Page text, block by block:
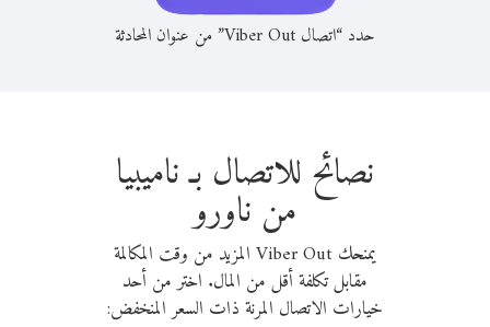
حدد “اتصال Viber Out” من عنوان المحادثة
نصائح للاتصال بـ ناميبيا
من ناورو
يمنحك Viber Out المزيد من وقت المكالمة
مقابل تكلفة أقل من المال. اختر من أحد
خيارات الاتصال المرنة ذات السعر المنخفض: